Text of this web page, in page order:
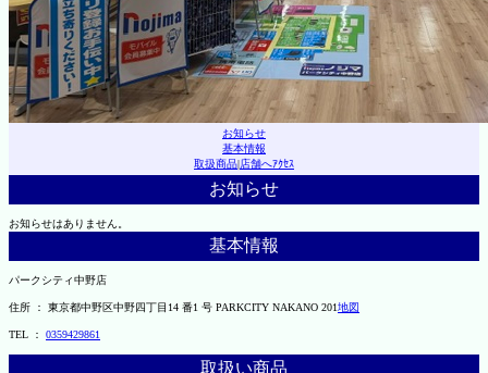
お知らせ
基本情報
取扱商品|店舗へｱｸｾｽ
お知らせ
お知らせはありません。
基本情報
パークシティ中野店
住所 ： 東京都中野区中野四丁目14 番1 号 PARKCITY NAKANO 201地図
TEL ： 0359429861
取扱い商品